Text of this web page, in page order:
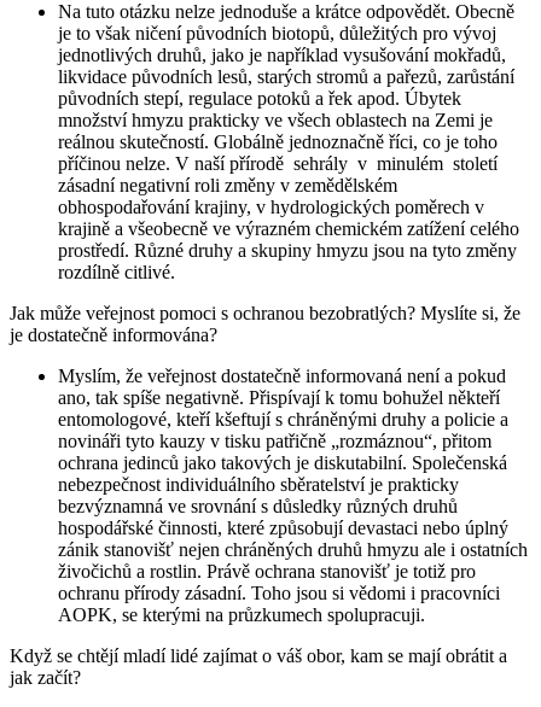
Na tuto otázku nelze jednoduše a krátce odpovědět. Obecně
je to však ničení původních biotopů, důležitých pro vývoj
jednotlivých druhů, jako je například vysušování mokřadů,
likvidace původních lesů, starých stromů a pařezů, zarůstání
původních stepí, regulace potoků a řek apod. Úbytek
množství hmyzu prakticky ve všech oblastech na Zemi je
reálnou skutečností. Globálně jednoznačně říci, co je toho
příčinou nelze. V naší přírodě sehrály v minulém století
zásadní negativní roli změny v zemědělském
obhospodařování krajiny, v hydrologických poměrech v
krajině a všeobecně ve výrazném chemickém zatížení celého
prostředí. Různé druhy a skupiny hmyzu jsou na tyto změny
rozdílně citlivé.
Jak může veřejnost pomoci s ochranou bezobratlých? Myslíte si, že
je dostatečně informována?
Myslím, že veřejnost dostatečně informovaná není a pokud
ano, tak spíše negativně. Přispívají k tomu bohužel někteří
entomologové, kteří kšeftují s chráněnými druhy a policie a
novináři tyto kauzy v tisku patřičně „rozmáznou“, přitom
ochrana jedinců jako takových je diskutabilní. Společenská
nebezpečnost individuálního sběratelství je prakticky
bezvýznamná ve srovnání s důsledky různých druhů
hospodářské činnosti, které způsobují devastaci nebo úplný
zánik stanovišť nejen chráněných druhů hmyzu ale i ostatních
živočichů a rostlin. Právě ochrana stanovišť je totiž pro
ochranu přírody zásadní. Toho jsou si vědomi i pracovníci
AOPK, se kterými na průzkumech spolupracuji.
Když se chtějí mladí lidé zajímat o váš obor, kam se mají obrátit a
jak začít?